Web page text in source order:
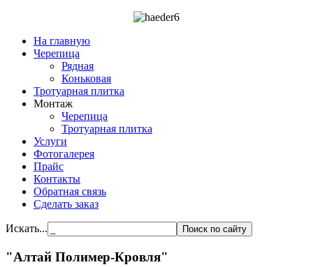
На главную
Черепица
Рядная
Коньковая
Тротуарная плитка
Монтаж
Черепица
Тротуарная плитка
Услуги
Фотогалерея
Прайс
Контакты
Обратная связь
Сделать заказ
Искать...
"Алтай Полимер-Кровля"